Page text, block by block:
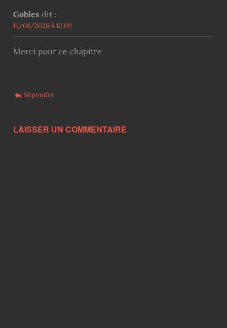
Gobles dit :
11/06/2026 À 12:09
Merci pour ce chapitre
Répondre
LAISSER UN COMMENTAIRE